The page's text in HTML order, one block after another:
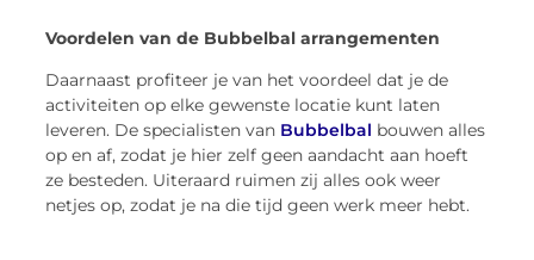
Voordelen van de Bubbelbal arrangementen
Daarnaast profiteer je van het voordeel dat je de
activiteiten op elke gewenste locatie kunt laten
leveren. De specialisten van Bubbelbal bouwen alles
op en af, zodat je hier zelf geen aandacht aan hoeft
ze besteden. Uiteraard ruimen zij alles ook weer
netjes op, zodat je na die tijd geen werk meer hebt.